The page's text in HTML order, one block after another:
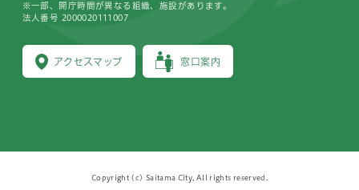
アクセスマップ 窓口案内
※一部、開庁時間が異なる組織、施設があります。
法人番号 2000020111007
Copyright (c) Saitama City, All rights reserved.